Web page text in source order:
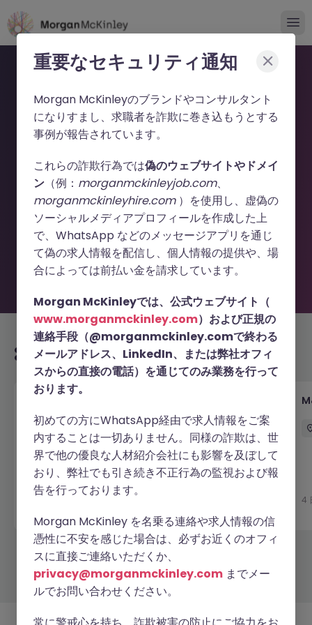
申し訳ございません。こちら
の求人の掲載は終了しまし
た。
お探しの求人は掲載が終了しました。関連求人をご検討ください。
あなたにおすすめの求人
ン シニアスペシャリスト｜営業データ分析・CRM運
用
東京 正社員 業界水準による
新着
4
もっと見る
採用企業様新着求人最新トピックス当社について 法務クッキーの設定
重要なセキュリティ通知
Morgan McKinleyのブランドやコンサルタント
になりすまし、求職者を詐欺に巻き込もうとする
事例が報告されています。
これらの詐欺行為では偽のウェブサイトやドメイ
ン （例： morganmckinleyjob.com、
morganmckinleyhire.com）を使用し、虚偽の
ソーシャルメディアプロフィールを作成した上
で、WhatsApp などのメッセージアプリを通じ
て偽の求人情報を配信し、個人情報の提供や、場
合によっては前払い金を請求しています。
Morgan McKinleyでは、公式ウェブサイト（
www.morganmckinley.com）および正規の
連絡手段（@morganmckinley.comで終わる
メールアドレス、LinkedIn、または弊社オフィ
スからの直接の電話）を通じてのみ業務を行って
おります。
初めての方にWhatsApp経由で求人情報をご案
内することは一切ありません。同様の詐欺は、世
界で他の優良な人材紹介会社にも影響を及ぼして
おり、弊社でも引き続き不正行為の監視および報
告を行っております。
Morgan McKinley を名乗る連絡や求人情報の信
憑性に不安を感じた場合は、必ずお近くのオフィ
スに直接ご連絡いただくか、
privacy@morganmckinley.com までメー
ルでお問い合わせください。